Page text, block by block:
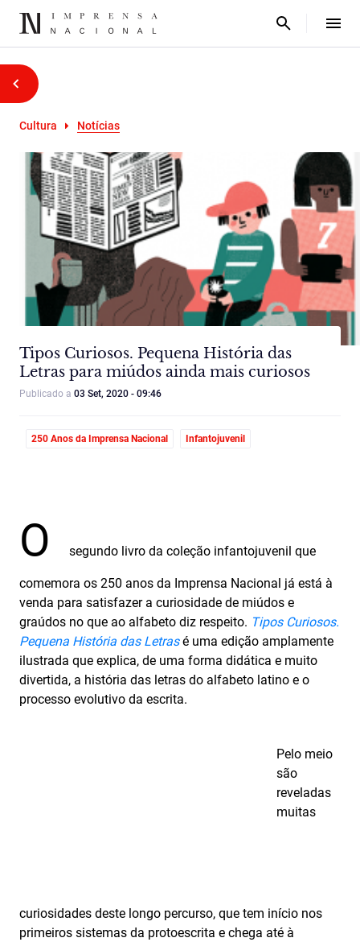
Cultura Notícias
Tipos Curiosos. Pequena História das
Letras para miúdos ainda mais curiosos
Publicado a 03 Set, 2020 - 09:46
250 Anos da Imprensa Nacional Infantojuvenil
O segundo livro da coleção infantojuvenil que
comemora os 250 anos da Imprensa Nacional já está à
venda para satisfazer a curiosidade de miúdos e
graúdos no que ao alfabeto diz respeito. Tipos Curiosos.
Pequena História das Letrasé uma edição amplamente
ilustrada que explica, de uma forma didática e muito
divertida, a história das letras do alfabeto latino e o
processo evolutivo da escrita.
Pelo meio
são
reveladas
muitas
curiosidades deste longo percurso, que tem início nos
primeiros sistemas da protoescrita e chega até à